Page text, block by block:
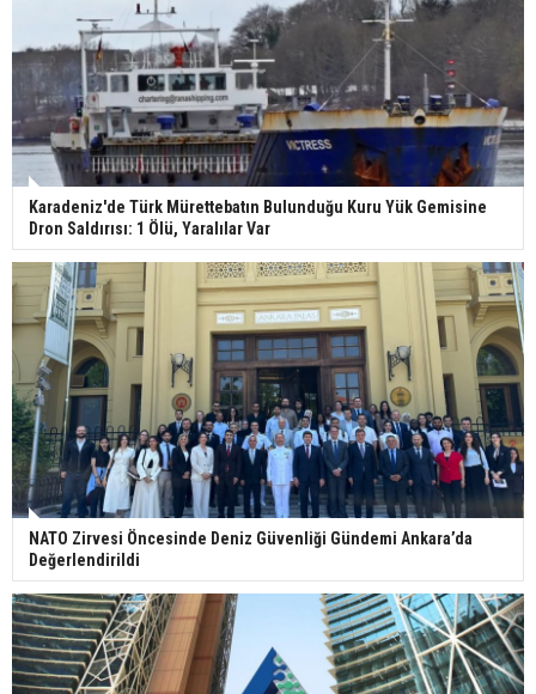
Karadeniz'de Türk Mürettebatın Bulunduğu Kuru Yük Gemisine
Dron Saldırısı: 1 Ölü, Yaralılar Var
NATO Zirvesi Öncesinde Deniz Güvenliği Gündemi Ankara’da
Değerlendirildi